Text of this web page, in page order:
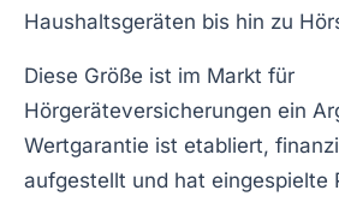
Haushaltsgeräten bis hin zu
Diese Größe ist im Markt für
Hörgeräteversicherungen ein
Wertgarantie ist etabliert,
aufgestellt und hat eingespielte